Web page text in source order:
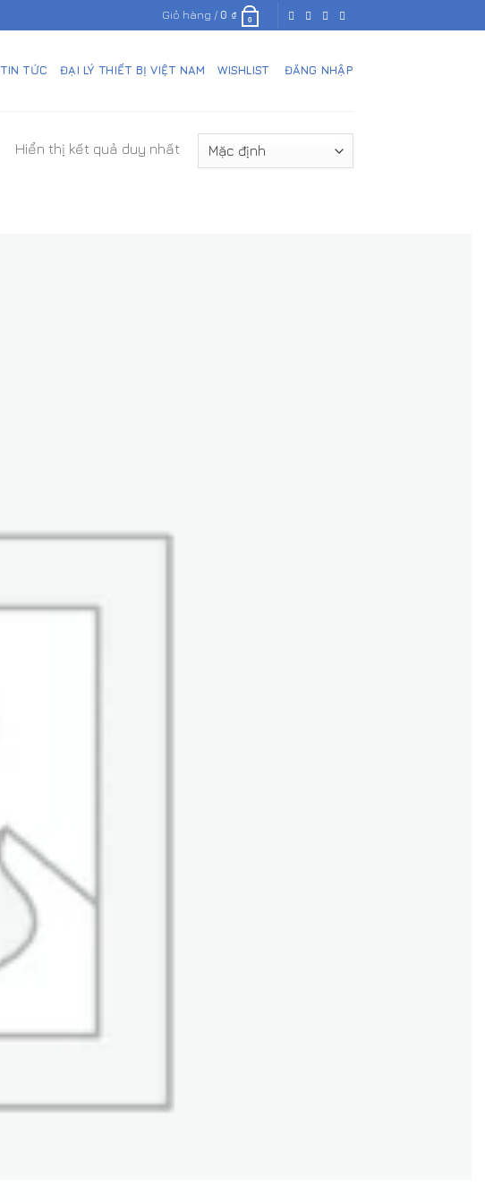
Giỏ hàng / 0 ₫ 0
TIN TỨC ĐẠI LÝ THIẾT BỊ VIỆT NAM WISHLIST ĐĂNG NHẬP
Hiển thị kết quả duy nhất